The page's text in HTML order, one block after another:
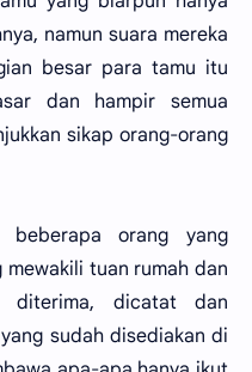
namun suara mereka
besar para tamu itu
dan hampir semua
sikap orang-orang
orang yang
tuan rumah dan
diterima, dicatat dan
sudah disediakan di